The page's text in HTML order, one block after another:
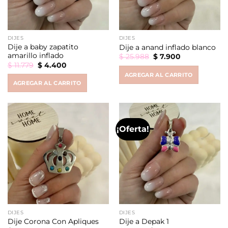
DIJES
Dije a baby zapatito
amarillo inflado
$11.779 Original
price
$ 11.779.
$4.400Current
$ 4.400.
AGREGAR AL CARRITO
DIJES
Dije a anand inflado blanco
$25.988 Original
price
$ 25.988.
$7.900Current
$ 7.900.
AGREGAR AL CARRITO
DIJES
Dije Corona Con Apliques
¡Oferta!
DIJES
Dije a Depak 1